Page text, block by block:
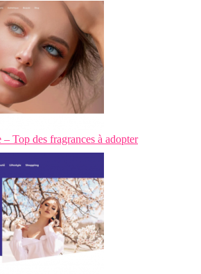
Top des fragrances à adopter